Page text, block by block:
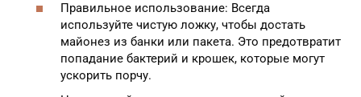
Правильное использование: Всегда
используйте чистую ложку, чтобы достать
майонез из банки или пакета. Это предотвратит
попадание бактерий и крошек, которые могут
ускорить порчу.